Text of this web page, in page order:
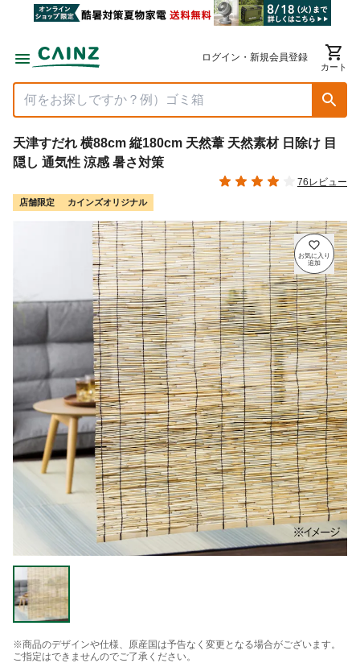
ログイン・新規会員登録
カート
天津すだれ 横88cm 縦180cm 天然葦 天然素材 日除け 目
隠し 通気性 涼感 暑さ対策
76レビュー
店舗限定 カインズオリジナル
※商品のデザインや仕様、原産国は予告なく変更となる場合がございます。
ご指定はできませんのでご了承ください。